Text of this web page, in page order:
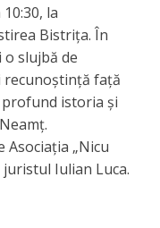
la
Bistrița. În
o slujbă de
recunoștință față
istoria și
„Nicu
Iulian Luca.